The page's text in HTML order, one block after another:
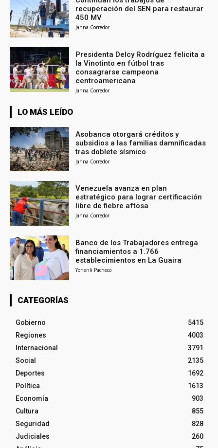
recuperación del SEN para restaurar
450 MV
Janna Corredor
Presidenta Delcy Rodríguez felicita a
la Vinotinto en fútbol tras
consagrarse campeona
centroamericana
Janna Corredor
LO MÁS LEÍDO
Asobanca otorgará créditos y
subsidios a las familias damnificadas
tras doblete sísmico
Janna Corredor
Venezuela avanza en plan
estratégico para lograr certificación
libre de fiebre aftosa
Janna Corredor
Banco de los Trabajadores entrega
financiamientos a 1.766
establecimientos en La Guaira
Yohenli Pacheco
CATEGORÍAS
Gobierno
5415
Regiones
4003
Internacional
3791
Social
2135
Deportes
1692
Política
1613
Economía
903
Cultura
855
Seguridad
828
Judiciales
260